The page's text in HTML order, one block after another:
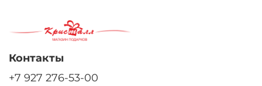
Контакты
+7 927 276-53-00